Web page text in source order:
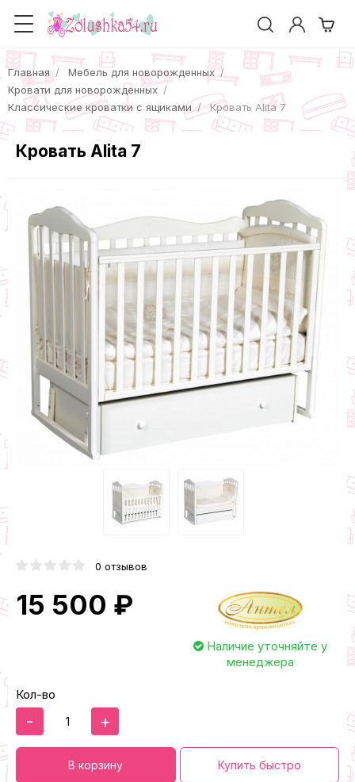
Главная
Мебель для новорожденных
Кровати для новорожденных
Классические кроватки с ящиками
Кровать Alita 7
Кровать Alita 7
0 отзывов
15 500 ₽
Наличие уточняйте у
менеджера
Кол-во
- +
В корзину Купить быстро